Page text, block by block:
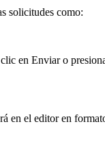
solicitudes como:
en Enviar o
en el editor en